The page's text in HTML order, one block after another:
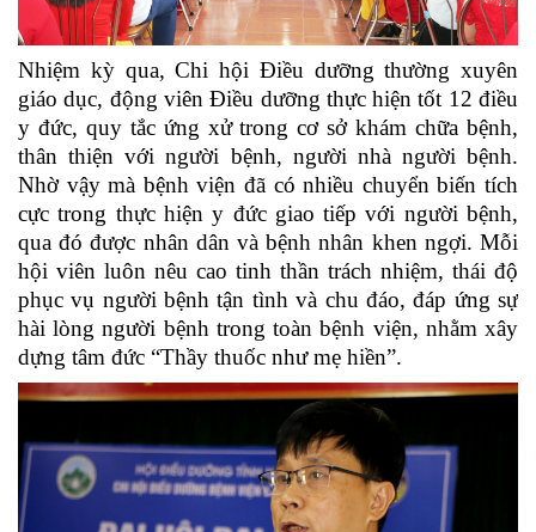
Nhiệm kỳ qua, Chi hội Điều dưỡng thường xuyên
giáo dục, động viên Điều dưỡng thực hiện tốt 12 điều
y đức, quy tắc ứng xử trong cơ sở khám chữa bệnh,
thân thiện với người bệnh, người nhà người bệnh.
Nhờ vậy mà bệnh viện đã có nhiều chuyển biến tích
cực trong thực hiện y đức giao tiếp với người bệnh,
qua đó được nhân dân và bệnh nhân khen ngợi. Mỗi
hội viên luôn nêu cao tinh thần trách nhiệm, thái độ
phục vụ người bệnh tận tình và chu đáo, đáp ứng sự
hài lòng người bệnh trong toàn bệnh viện, nhằm xây
dựng tâm đức “Thầy thuốc như mẹ hiền”.